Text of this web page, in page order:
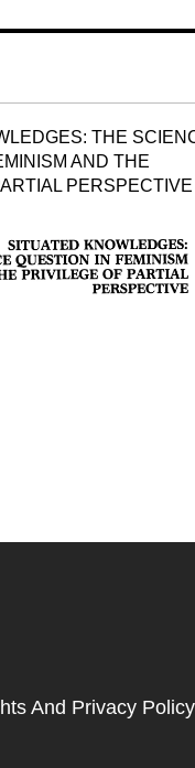
THE
AND THE
PERSPECTIVE
And Privacy Policy